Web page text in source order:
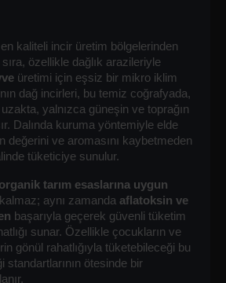
en kaliteli incir üretim bölgelerinden
üretimi için eşsiz bir mikro iklim
dağ incirleri, bu temiz coğrafyada,
yalnızca güneşin ve toprağın
Dalında kuruma yöntemiyle elde
değerini ve aromasını kaybetmeden
tüketiciye sunulur.
organik tarım esaslarına uygun
aynı zamanda aflatoksin ve
başarıyla geçerek güvenli tüketim
sunar. Özellikle çocukların ve
gönül rahatlığıyla tüketebileceği bu
standartlarının ötesinde bir